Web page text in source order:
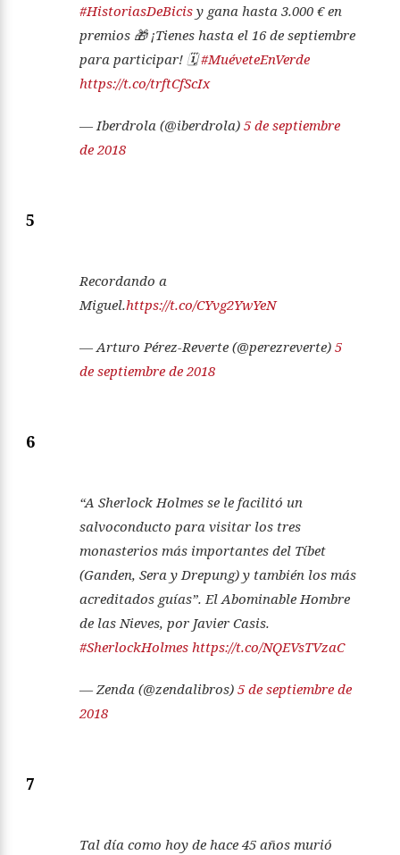
#HistoriasDeBicis y gana hasta 3.000 € en
premios 🎁 ¡Tienes hasta el 16 de septiembre
para participar! 🗓#MuéveteEnVerde
https://t.co/trftCfScIx
— Iberdrola (@iberdrola) 5 de septiembre
de 2018
5
Recordando a
Miguel.https://t.co/CYvg2YwYeN
— Arturo Pérez-Reverte (@perezreverte) 5
de septiembre de 2018
6
“A Sherlock Holmes se le facilitó un
salvoconducto para visitar los tres
monasterios más importantes del Tíbet
(Ganden, Sera y Drepung) y también los más
acreditados guías”. El Abominable Hombre
de las Nieves, por Javier Casis.
#SherlockHolmes https://t.co/NQEVsTVzaC
— Zenda (@zendalibros) 5 de septiembre de
2018
7
Tal día como hoy de hace 45 años murió